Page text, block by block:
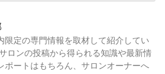
限定の専門情報を取材して紹介してい
ロンの投稿から得られる知識や最新情
ポートはもちろん、サロンオーナーへ